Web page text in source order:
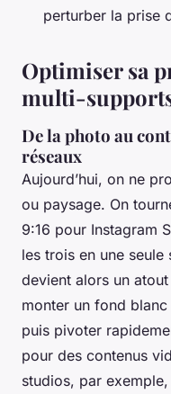
perturber la prise
Optimiser sa
multi-
De la photo au
réseaux
Aujourd’hui, on ne
ou paysage. On
9:16 pour Instagram
les trois en une
devient alors un
monter un fond
puis pivoter
pour des contenus
studios, par